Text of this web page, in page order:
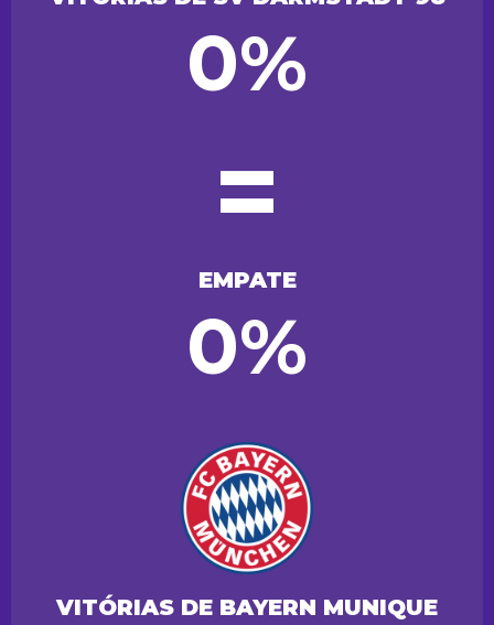
0%
=
EMPATE
0%
VITÓRIAS DE BAYERN MUNIQUE